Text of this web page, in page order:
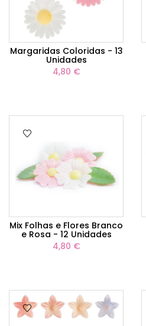
Margaridas Coloridas - 13
Unidades
4,80 €
Mix Folhas e Flores Branco
e Rosa - 12 Unidades
4,80 €